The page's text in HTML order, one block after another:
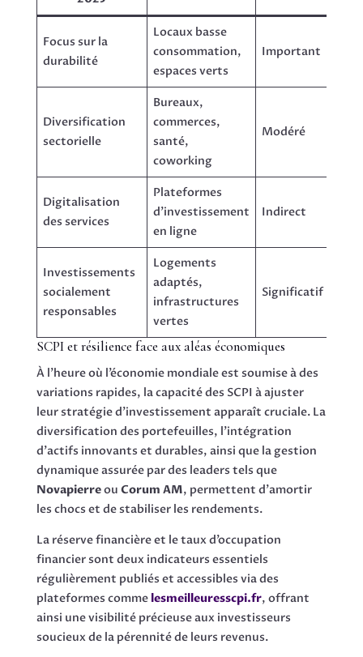
Focus sur la
durabilité
Locaux basse
consommation,
espaces verts
Important
Diversification
sectorielle
Bureaux,
commerces,
santé,
coworking
Modéré
Digitalisation
des services
Plateformes
d’investissement
en ligne
Indirect
Investissements
socialement
responsables
Logements
adaptés,
infrastructures
vertes
Significatif
SCPI et résilience face aux aléas économiques
À l’heure où l’économie mondiale est soumise à des
variations rapides, la capacité des SCPI à ajuster
leur stratégie d’investissement apparaît cruciale. La
diversification des portefeuilles, l’intégration
d’actifs innovants et durables, ainsi que la gestion
dynamique assurée par des leaders tels que
Novapierreou Corum AM, permettent d’amortir
les chocs et de stabiliser les rendements.
La réserve financière et le taux d’occupation
financier sont deux indicateurs essentiels
régulièrement publiés et accessibles via des
plateformes comme lesmeilleuresscpi.fr, offrant
ainsi une visibilité précieuse aux investisseurs
soucieux de la pérennité de leurs revenus.